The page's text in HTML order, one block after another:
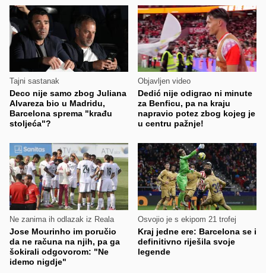
Tajni sastanak
Deco nije samo zbog Juliana
Alvareza bio u Madridu,
Barcelona sprema "krađu
stoljeća"?
Objavljen video
Dedić nije odigrao ni minute
za Benficu, pa na kraju
napravio potez zbog kojeg je
u centru pažnje!
Ne zanima ih odlazak iz Reala
Jose Mourinho im poručio
da ne računa na njih, pa ga
šokirali odgovorom: "Ne
idemo nigdje"
Osvojio je s ekipom 21 trofej
Kraj jedne ere: Barcelona se i
definitivno riješila svoje
legende